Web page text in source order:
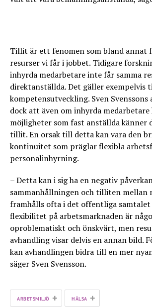
Tillit är ett fenomen som bland annat
resurser vi får i jobbet. Tidigare
inhyrda medarbetare inte får samma
direktanställda. Det gäller exempelvis
kompetensutveckling. Sven Svenssons
dock att även om inhyrda medarbetare
möjligheter som fast anställda känner
tillit. En orsak till detta kan vara den
kontinuitet som präglar flexibla
personalinhyrning.
– Detta kan i sig ha en negativ
sammanhållningen och tilliten mellan
framhålls ofta i det offentliga samtalet
flexibilitet på arbetsmarknaden är
oproblematiskt och önskvärt, men
avhandling visar delvis en annan bild.
kan avhandlingen bidra till en mer
säger Sven Svensson.
ARBETSMILJÖ + HÄLSA +